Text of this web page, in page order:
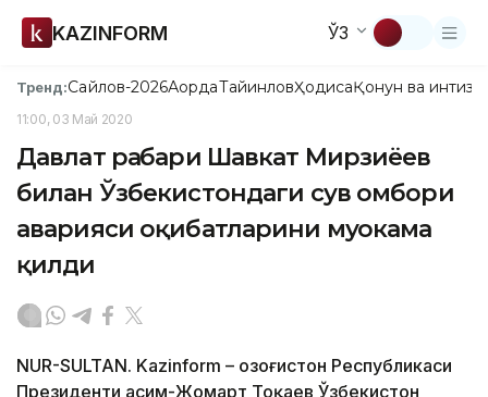
KAZINFORM ЎЗ
Тренд:Сайлов-2026АқордаТайинловҲодисаҚонун ва
11:00, 03 Май 2020
Давлат раҳбари Шавкат Мирзиёев
билан Ўзбекистондаги сув омбори
аварияси оқибатларини муҳокама
қилди
NUR-SULTAN. Kazinform – Қозоғистон Республикаси
Президенти Қасим-Жомарт Тоқаев Ўзбекистон